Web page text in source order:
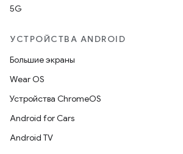
5G
УСТРОЙСТВА ANDROID
Большие экраны
Wear OS
Устройства ChromeOS
Android for Cars
Android TV